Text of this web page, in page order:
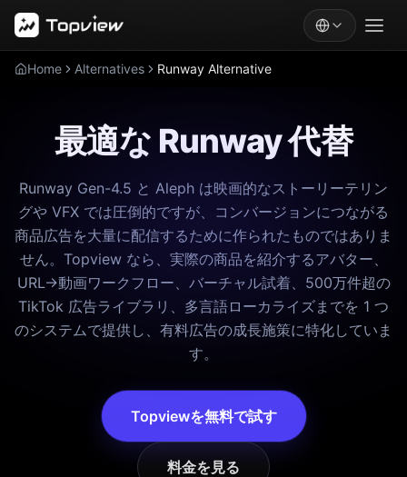
Home Alternatives Runway Alternative
最適な Runway 代替
Runway Gen-4.5 と Aleph は映画的なストーリーテリン
グや VFX では圧倒的ですが、コンバージョンにつながる
商品広告を大量に配信するために作られたものではありま
せん。Topview なら、実際の商品を紹介するアバター、
URL→動画ワークフロー、バーチャル試着、500万件超の
TikTok 広告ライブラリ、多言語ローカライズまでを 1 つ
のシステムで提供し、有料広告の成長施策に特化していま
す。
Topviewを無料で試す
料金を見る